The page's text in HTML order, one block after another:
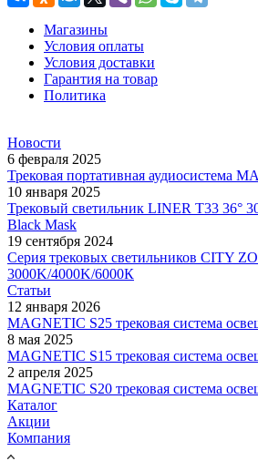
Магазины
Условия оплаты
Условия доставки
Гарантия на товар
Политика
Новости
6 февраля 2025
Трековая портативная аудиосистема
10 января 2025
Трековый светильник LINER T33 36°
Black Mask
19 сентября 2024
Серия трековых светильников CITY
3000K/4000K/6000К
Статьи
12 января 2026
MAGNETIC S25 трековая система
8 мая 2025
MAGNETIC S15 трековая система
2 апреля 2025
MAGNETIC S20 трековая система
Каталог
Акции
Компания